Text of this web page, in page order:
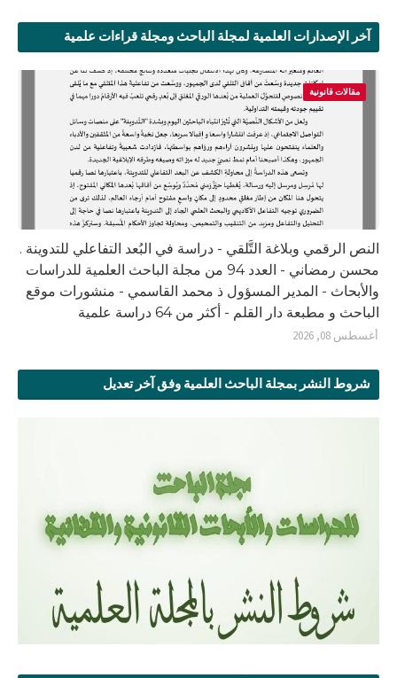
آخر الإصدارات العلمية لمجلة الباحث ومجلة قراءات علمية
مقالات قانونية
النص الرقمي وبلاغة التَّلقي - دراسة في البُعد التفاعلي للتدوينة .
محسن رمضاني - العدد 94 من مجلة الباحث العلمية للدراسات
والأبحاث - المدير المسؤول ذ محمد القاسمي - منشورات موقع
الباحث و مطبعة دار القلم - أكثر من 64 دراسة علمية
أغسطس 08, 2026
شروط النشر بمجلة الباحث العلمية وفق آخر تعديل